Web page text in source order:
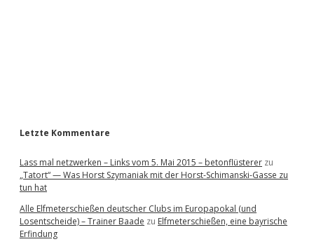
Letzte Kommentare
Lass mal netzwerken – Links vom 5. Mai 2015 – betonflüsterer zu
„Tatort“ — Was Horst Szymaniak mit der Horst-Schimanski-Gasse zu
tun hat
Alle Elfmeterschießen deutscher Clubs im Europapokal (und
Losentscheide) – Trainer Baade zu Elfmeterschießen, eine bayrische
Erfindung